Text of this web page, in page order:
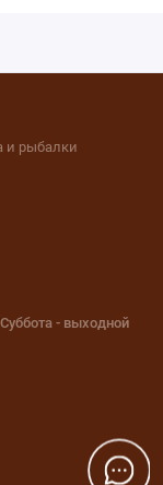
и рыбалки
- выходной